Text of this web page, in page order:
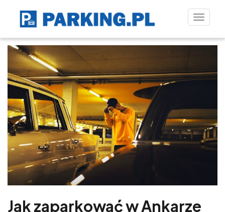
Toggle
Jak zaparkować w Ankarze